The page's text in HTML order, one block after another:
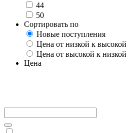
44
50
Сортировать по
Новые поступления
Цена от низкой к высокой
Цена от высокой к низкой
Цена